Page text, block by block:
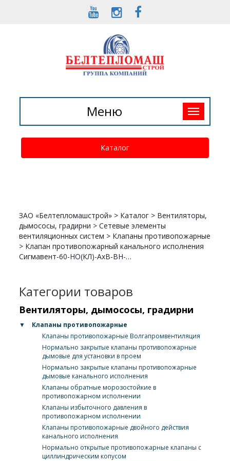
Toggle
navigation
Меню
Каталог
ЗАО «Белтепломашстрой» > Каталог > Вентиляторы,
дымососы, градирни >Сетевые элементы
вентиляционных систем > Клапаны противопожарные
> Клапан противопожарный канального исполнения
Сигмавент-60-НО(КЛ)-АхВ-ВН-…
Категории товаров
Вентиляторы, дымососы, градирни
▼
Клапаны противопожарные
Клапаны противопожарные Волгапромвентиляция
Нормально закрытые клапаны противопожарные
дымовые для установки в проем
Нормально закрытые клапаны противопожарные
дымовые канального исполнения
Клапаны обратные морозостойкие в
противопожарном исполнении
Клапаны избыточного давления в
противопожарном исполнении
Клапаны противопожарные двойного действия
канального исполнения
Нормально открытые противопожарные клапаны с
циллиндрическим копусом